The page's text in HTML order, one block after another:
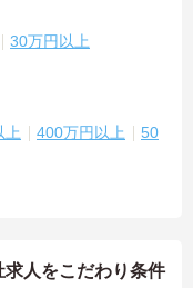
30万円以上
上 400万円以上
50
人をこだわり条件